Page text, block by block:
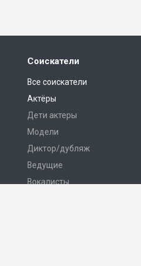
Соискатели
Все соискатели
Актёры
Дети актеры
Модели
Диктор/дубляж
Ведущие
Вокалисты